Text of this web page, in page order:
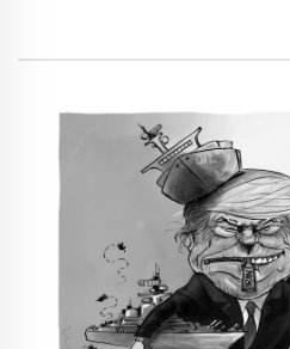
العام، حتى الآن، ليس
الحكم في انتخابات
فمنذ الانتخابات الأخيرة،
على صدارة استطلاعات
لحزب الليكود، وزعيمه،
هذه الأحزاب، والثاني
وربما هامشية.